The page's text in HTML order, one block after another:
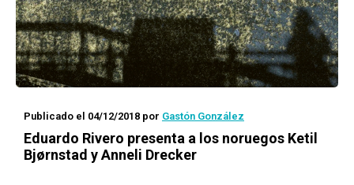
Publicado el 04/12/2018 por Gastón González
Eduardo Rivero presenta a los noruegos Ketil
Bjørnstad y Anneli Drecker